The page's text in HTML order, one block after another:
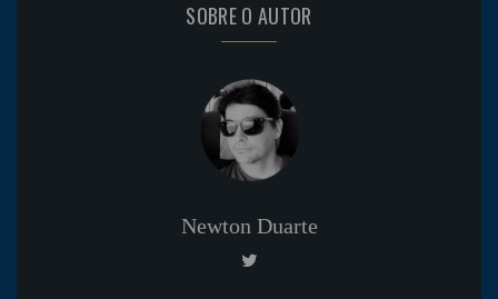
SOBRE O AUTOR
Newton Duarte